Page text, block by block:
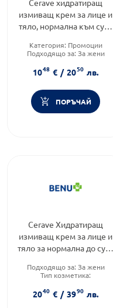
Cerave хидратиращ
измиващ крем за лице и
тяло, нормална към суха
236 .597180
Категория: Промоции
Подходящо за: За жени
1048 € / 2050 лв.
ПОРЪЧАЙ
Cerave Хидратиращ
измиващ крем за лице и
тяло за нормална до суха
598767
Подходящо за: За жени
Тип козметика:
Тип продукт:Крем
2040 € / 3990 лв.